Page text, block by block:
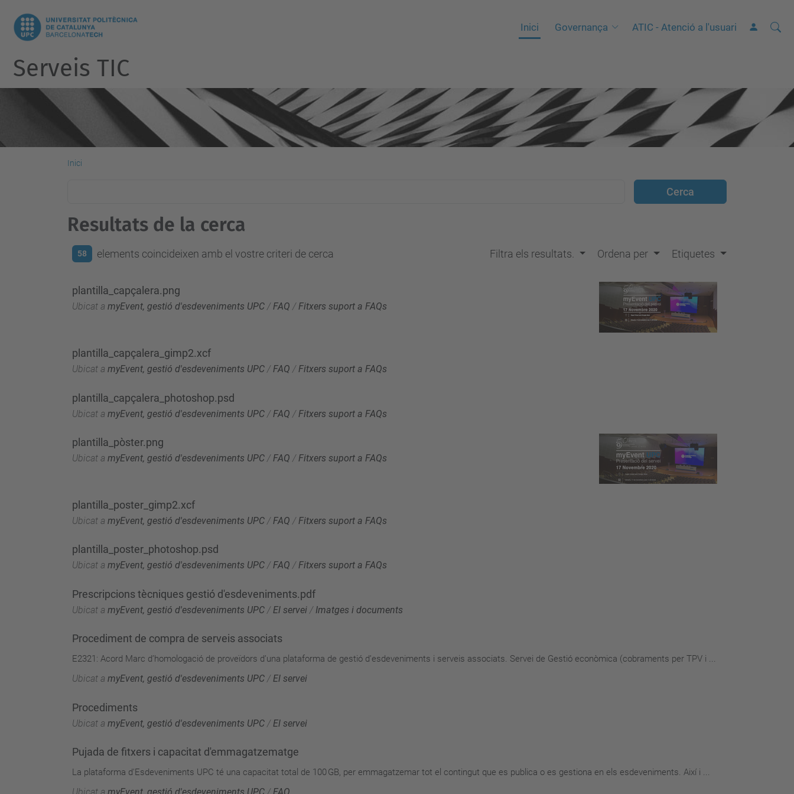
Inici Governança ATIC - Atenció a l'usuari Cerca
C
a
Serveis TIC
Inici
Resultats de la cerca
58 elements coincideixen amb el vostre criteri de cerca Filtra els resultats. Ordena per Etiquetes
plantilla_capçalera.png
Ubicat a myEvent, gestió d'esdeveniments UPC / FAQ / Fitxers suport a FAQs
plantilla_capçalera_gimp2.xcf
Ubicat a myEvent, gestió d'esdeveniments UPC /FAQ /Fitxers suport a FAQs
plantilla_capçalera_photoshop.psd
Ubicat a myEvent, gestió d'esdeveniments UPC / FAQ / Fitxers suport a FAQs
plantilla_pòster.png
Ubicat a myEvent, gestió d'esdeveniments UPC /FAQ /Fitxers suport a FAQs
plantilla_poster_gimp2.xcf
Ubicat a myEvent, gestió d'esdeveniments UPC / FAQ / Fitxers suport a FAQs
plantilla_poster_photoshop.psd
Ubicat a myEvent, gestió d'esdeveniments UPC /FAQ /Fitxers suport a FAQs
Prescripcions tècniques gestió d'esdeveniments.pdf
Ubicat a myEvent, gestió d'esdeveniments UPC / El servei / Imatges i documents
Procediment de compra de serveis associats
E2321: Acord Marc d’homologació de proveïdors d’una plataforma de gestió d’esdeveniments i serveis associats. Servei de Gestió econòmica (cobraments per TPV i ...
Ubicat a myEvent, gestió d'esdeveniments UPC /El servei
Procediments
Ubicat a myEvent, gestió d'esdeveniments UPC / El servei
Pujada de fitxers i capacitat d'emmagatzematge
La plataforma d'Esdeveniments UPC té una capacitat total de 100 GB, per emmagatzemar tot el contingut que es publica o es gestiona en els esdeveniments. Així i ...